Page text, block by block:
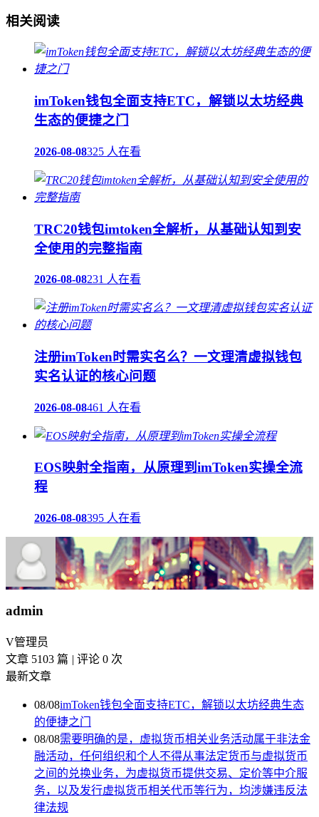
相关阅读
imToken钱包全面支持ETC，解锁以太坊经典
生态的便捷之门
2026-08-08325 人在看
TRC20钱包imtoken全解析，从基础认知到安
全使用的完整指南
2026-08-08231 人在看
注册imToken时需实名么？一文理清虚拟钱包
实名认证的核心问题
2026-08-08461 人在看
EOS映射全指南，从原理到imToken实操全流
程
2026-08-08395 人在看
admin
V管理员
文章 5103 篇 | 评论 0 次
最新文章
08/08imToken钱包全面支持ETC，解锁以太坊经典生态
的便捷之门
08/08需要明确的是，虚拟货币相关业务活动属于非法金
融活动，任何组织和个人不得从事法定货币与虚拟货币
之间的兑换业务，为虚拟货币提供交易、定价等中介服
务，以及发行虚拟货币相关代币等行为，均涉嫌违反法
律法规